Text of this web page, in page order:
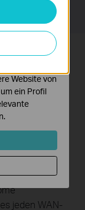
Ihrer
vier WAN-
die durch
jeden WAN-
Aktivitäten
und
Website von
ein Profil